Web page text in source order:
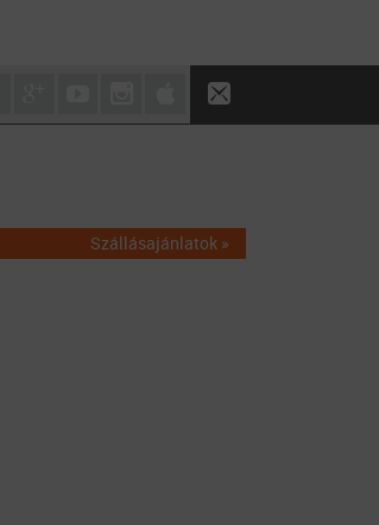
Szállásajánlatok »